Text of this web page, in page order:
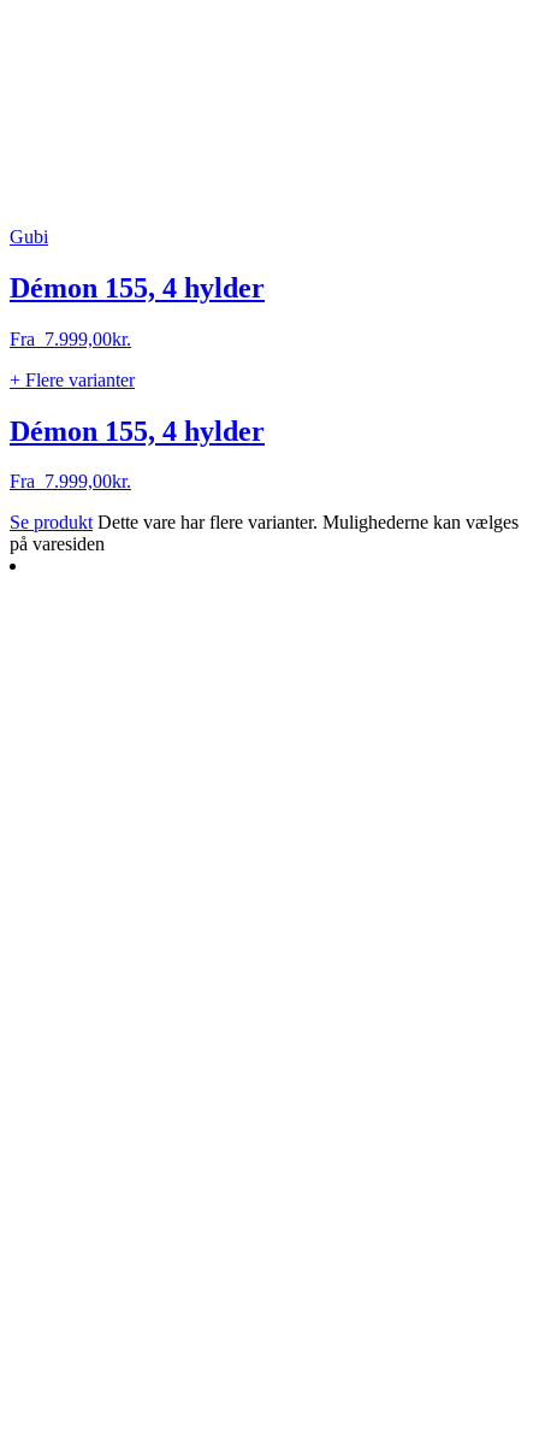
Gubi
Démon 155, 4 hylder
Fra 7.999,00kr.
+ Flere varianter
Démon 155, 4 hylder
Fra 7.999,00kr.
Se produkt Dette vare har flere varianter. Mulighederne kan vælges
på varesiden